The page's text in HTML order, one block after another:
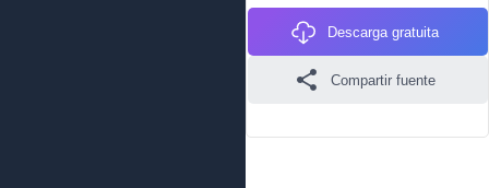
Descarga gratuita
Compartir fuente